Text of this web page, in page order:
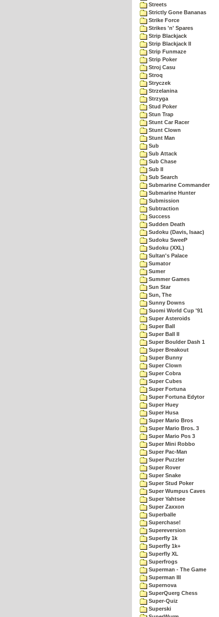
Streets
Strictly Gone Bananas
Strike Force
Strikes 'n' Spares
Strip Blackjack
Strip Blackjack II
Strip Funmaze
Strip Poker
Stroj Casu
Stroq
Stryczek
Strzelanina
Strzyga
Stud Poker
Stun Trap
Stunt Car Racer
Stunt Clown
Stunt Man
Sub
Sub Attack
Sub Chase
Sub II
Sub Search
Submarine Commander
Submarine Hunter
Submission
Subtraction
Success
Sudden Death
Sudoku (Davis, Isaac)
Sudoku SweeP
Sudoku (XXL)
Sultan's Palace
Sumator
Sumer
Summer Games
Sun Star
Sun, The
Sunny Downs
Suomi World Cup '91
Super Asteroids
Super Ball
Super Ball II
Super Boulder Dash 1
Super Breakout
Super Bunny
Super Clown
Super Cobra
Super Cubes
Super Fortuna
Super Fortuna Edytor
Super Huey
Super Husa
Super Mario Bros
Super Mario Bros. 3
Super Mario Pos 3
Super Mini Robbo
Super Pac-Man
Super Puzzler
Super Rover
Super Snake
Super Stud Poker
Super Wumpus Caves
Super Yahtsee
Super Zaxxon
Superballe
Superchase!
Supereversion
Superfly 1k
Superfly 1k+
Superfly XL
Superfrogs
Superman - The Game
Superman III
Supernova
SuperQuerg Chess
Super-Quiz
Superski